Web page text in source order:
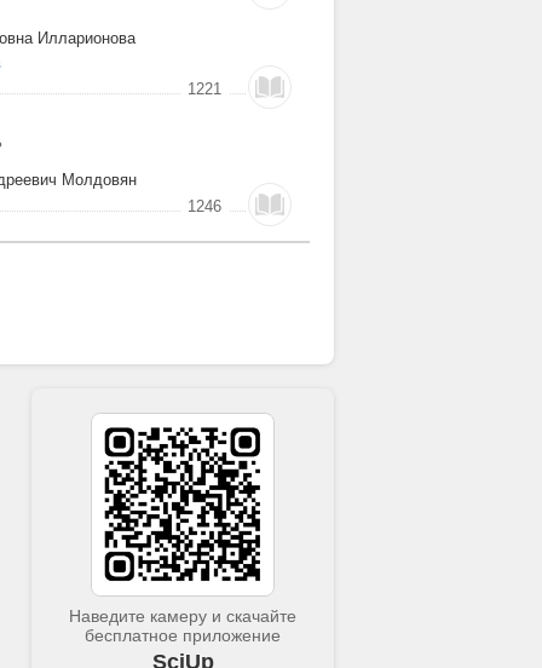
Илларионова
1221
Молдовян
1246
Наведите камеру и скачайте
бесплатное приложение
SciUp